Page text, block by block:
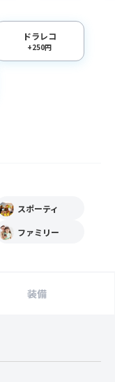
ドラレコ
+250円
スポーティ
ファミリー
装備